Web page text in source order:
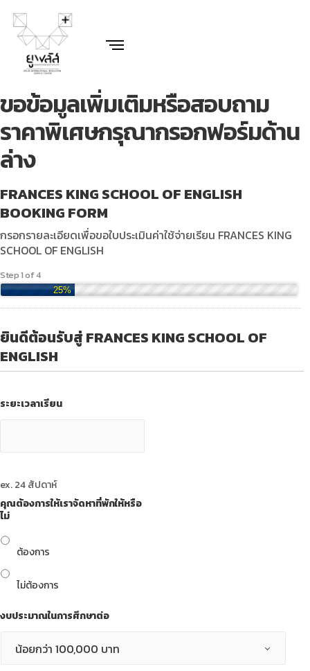
ขอข้อมูลเพิ่มเติมหรือสอบถาม
ราคาพิเศษกรุณากรอกฟอร์มด้าน
ล่าง
FRANCES KING SCHOOL OF ENGLISH
BOOKING FORM
กรอกรายละเอียดเพื่อขอใบประเมินค่าใช้จ่ายเรียน FRANCES KING
SCHOOL OF ENGLISH
Step 1 of 4
25%
ยินดีต้อนรับสู่ FRANCES KING SCHOOL OF
ENGLISH
ระยะเวลาเรียน
ex. 24 สัปดาห์
คุณต้องการให้เราจัดหาที่พักให้หรือ
ไม่
ต้องการ
ไม่ต้องการ
งบประมาณในการศึกษาต่อ